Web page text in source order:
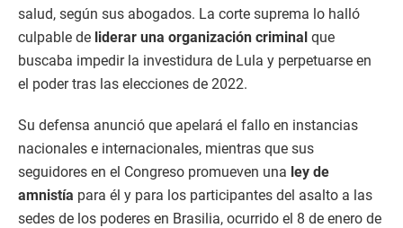
salud, según sus abogados. La corte suprema lo halló
culpable de liderar una organización criminal que
buscaba impedir la investidura de Lula y perpetuarse en
el poder tras las elecciones de 2022.
Su defensa anunció que apelará el fallo en instancias
nacionales e internacionales, mientras que sus
seguidores en el Congreso promueven una ley de
amnistía para él y para los participantes del asalto a las
sedes de los poderes en Brasilia, ocurrido el 8 de enero de